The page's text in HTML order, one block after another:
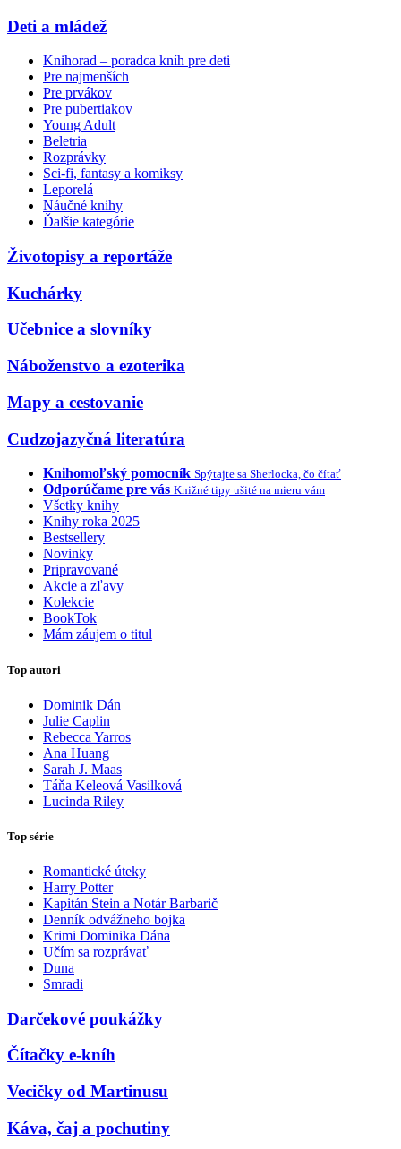
Deti a mládež
Knihorad – poradca kníh pre deti
Pre najmenších
Pre prvákov
Pre pubertiakov
Young Adult
Beletria
Rozprávky
Sci-fi, fantasy a komiksy
Leporelá
Náučné knihy
Ďalšie kategórie
Životopisy a reportáže
Kuchárky
Učebnice a slovníky
Náboženstvo a ezoterika
Mapy a cestovanie
Cudzojazyčná literatúra
Knihomoľský pomocník Spýtajte sa Sherlocka, čo čítať
Odporúčame pre vás Knižné tipy ušité na mieru vám
Všetky knihy
Knihy roka 2025
Bestsellery
Novinky
Pripravované
Akcie a zľavy
Kolekcie
BookTok
Mám záujem o titul
Top autori
Dominik Dán
Julie Caplin
Rebecca Yarros
Ana Huang
Sarah J. Maas
Táňa Keleová Vasilková
Lucinda Riley
Top série
Romantické úteky
Harry Potter
Kapitán Stein a Notár Barbarič
Denník odvážneho bojka
Krimi Dominika Dána
Učím sa rozprávať
Duna
Smradi
Darčekové poukážky
Čítačky e-kníh
Vecičky od Martinusu
Káva, čaj a pochutiny